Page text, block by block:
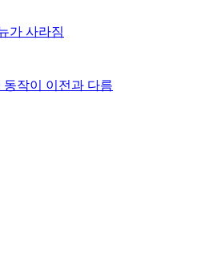
가 사라짐
작이 이전과 다름